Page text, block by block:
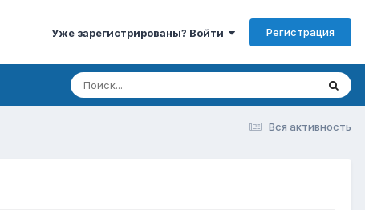
Уже зарегистрированы? Войти Регистрация
Вся активность